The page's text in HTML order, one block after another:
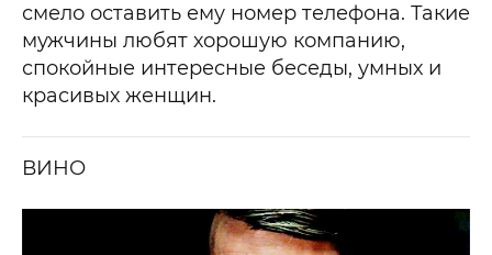
смело оставить ему номер телефона. Такие
мужчины любят хорошую компанию,
спокойные интересные беседы, умных и
красивых женщин.
ВИНО